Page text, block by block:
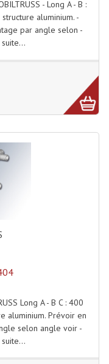
En L)
Liquid
- Long A - B :
aluminium. -
par angle selon -
Long A - B C : 400
aluminium. Prévoir en
selon angle voir -